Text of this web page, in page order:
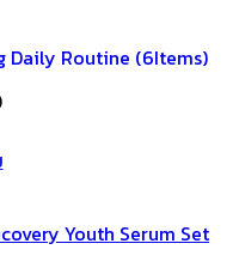
Daily Routine (6Items)